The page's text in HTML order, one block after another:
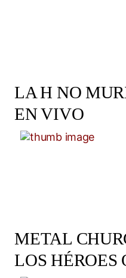
LA H NO
EN VIVO
METAL
LOS HÉROES